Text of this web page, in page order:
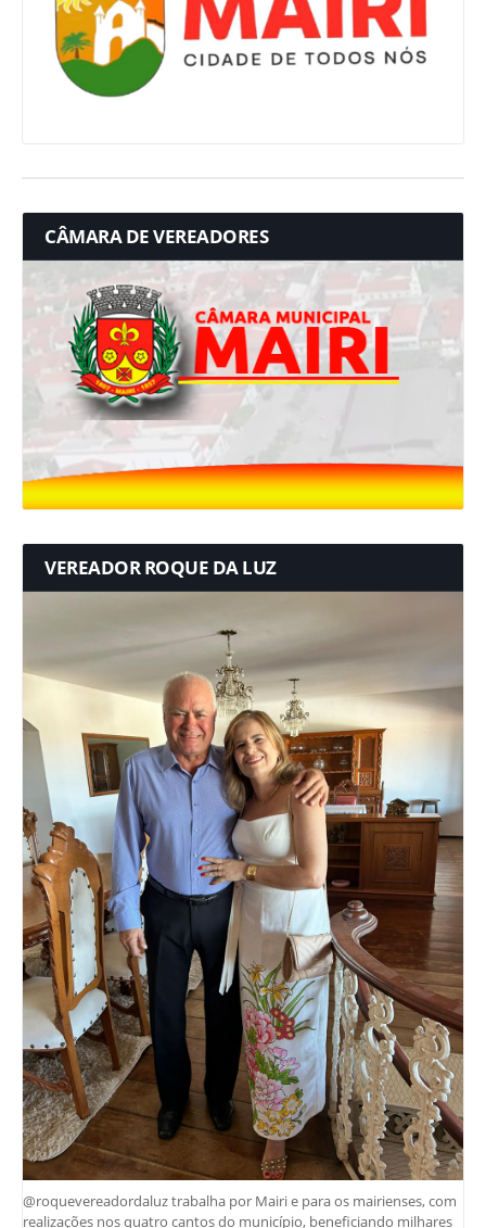
CÂMARA DE VEREADORES
VEREADOR ROQUE DA LUZ
@roquevereadordaluz trabalha por Mairi e para os mairienses, com
realizações nos quatro cantos do município, beneficiando milhares